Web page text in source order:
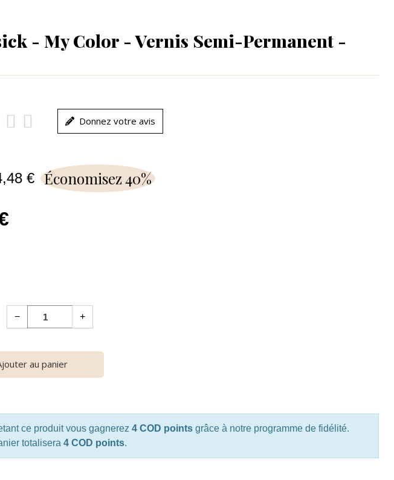
- My Color - Vernis Semi-Permanent -
  Donnez votre avis
€ Économisez 40%
− +
au panier
ce produit vous gagnerez 4 COD pointsgrâce à notre programme de fidélité.
totalisera 4 COD points.